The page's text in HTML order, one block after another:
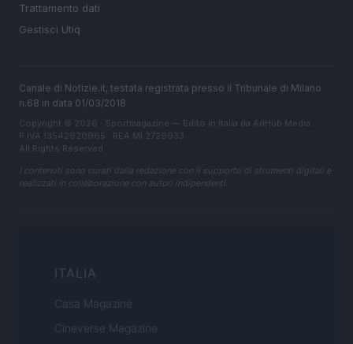
Trattamento dati
Gestisci Utiq
Canale di Notizie.it, testata registrata presso il Tribunale di Milano
n.68 in data 01/03/2018
Copyright © 2026 · Sportmagazine — Edito in Italia da AdHub Media
P.IVA 13542920965 · REA MI 2729933
All Rights Reserved
I contenuti sono curati dalla redazione con il supporto di strumenti digitali e
realizzati in collaborazione con autori indipendenti.
ITALIA
Casa Magazine
Cineverse Magazine